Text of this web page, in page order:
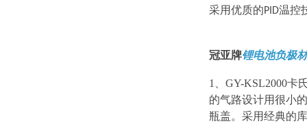
采用优质的PID温控
冠亚牌锂电池负极
1 GY-KSL2000卡
的气路设计用很小
瓶盖。采用经典的